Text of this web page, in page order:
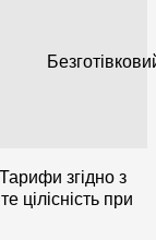
згідно з
при